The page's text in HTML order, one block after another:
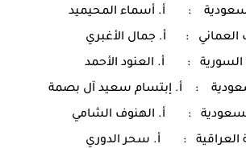
السعودية : أ. أسماء المحيميد
العماني : أ. جمال الأغبري
السورية : أ. العنود الأحمد
: أ. إبتسام سعيد آل بصمة
السعودية : أ. الهنوف الشامي
العراقية : أ. سحر الدوري